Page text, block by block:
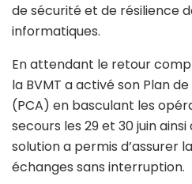
de sécurité et de résilience
informatiques.
En attendant le retour
la BVMT a activé son Plan
(PCA) en basculant les
secours les 29 et 30 juin
solution a permis d’assurer
échanges sans interruption.